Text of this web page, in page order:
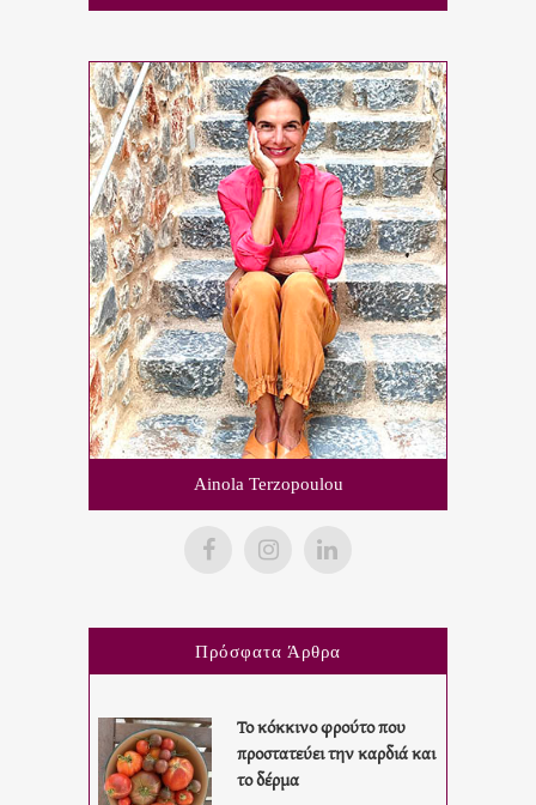
Ainola Terzopoulou
Πρόσφατα Άρθρα
Το κόκκινο φρούτο που
προστατεύει την καρδιά και
το δέρμα